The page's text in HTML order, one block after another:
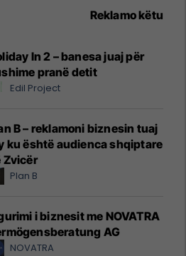
Reklamo këtu
In 2 – banesa juaj për
pranë detit
Edil Project
B – reklamoni biznesin tuaj
ku është audienca shqiptare
Zvicër
Plan B
i biznesit me NOVATRA
AG
NOVATRA